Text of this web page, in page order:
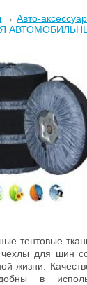
→Авто-
тентовые
для шин
жизни.
в